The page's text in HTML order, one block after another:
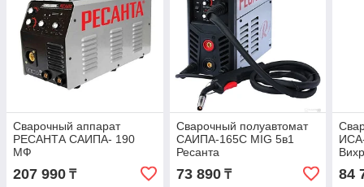
Сварочный аппарат
РЕСАНТА САИПА- 190
МФ
207 990 ₸
Сварочный полуавтомат
САИПА-165С MIG 5в1
Ресанта
73 890₸ 84